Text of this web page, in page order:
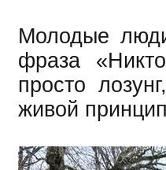
Молодые
фраза
просто
живой